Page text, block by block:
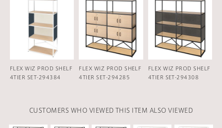
FLEX WIZ PROD SHELF
4TIER SET-294384
FLEX WIZ PROD SHELF
4TIER SET-294285
FLEX WIZ PROD SHELF
4TIER SET-294308
CUSTOMERS WHO VIEWED THIS ITEM ALSO VIEWED